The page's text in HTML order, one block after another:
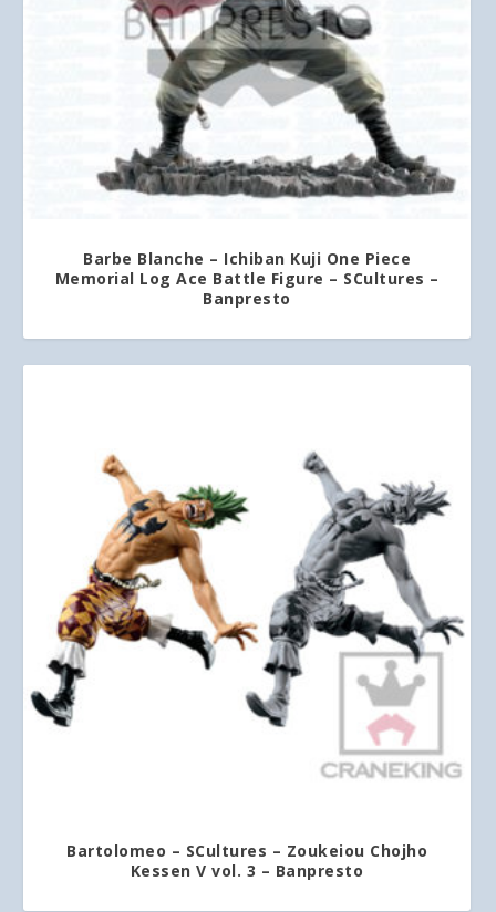
Barbe Blanche – Ichiban Kuji One Piece
Memorial Log Ace Battle Figure – SCultures –
Banpresto
Bartolomeo – SCultures – Zoukeiou Chojho
Kessen V vol. 3 – Banpresto